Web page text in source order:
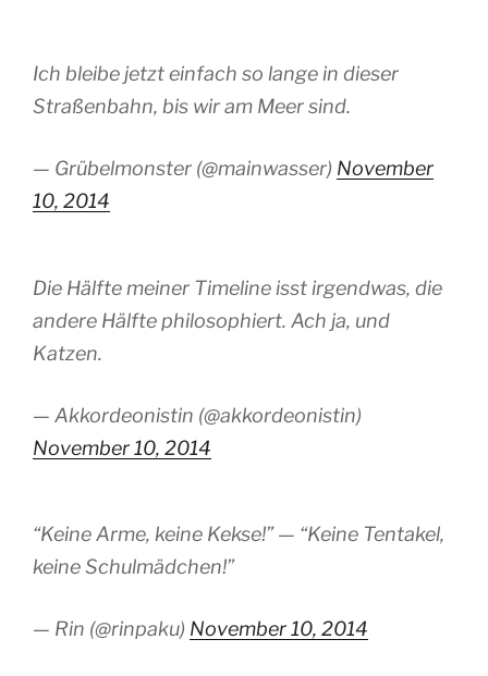
Ich bleibe jetzt einfach so lange in dieser
Straßenbahn, bis wir am Meer sind.
— Grübelmonster (@mainwasser) November
10, 2014
Die Hälfte meiner Timeline isst irgendwas, die
andere Hälfte philosophiert. Ach ja, und
Katzen.
— Akkordeonistin (@akkordeonistin)
November 10, 2014
“Keine Arme, keine Kekse!” — “Keine Tentakel,
keine Schulmädchen!”
— Rin (@rinpaku) November 10, 2014